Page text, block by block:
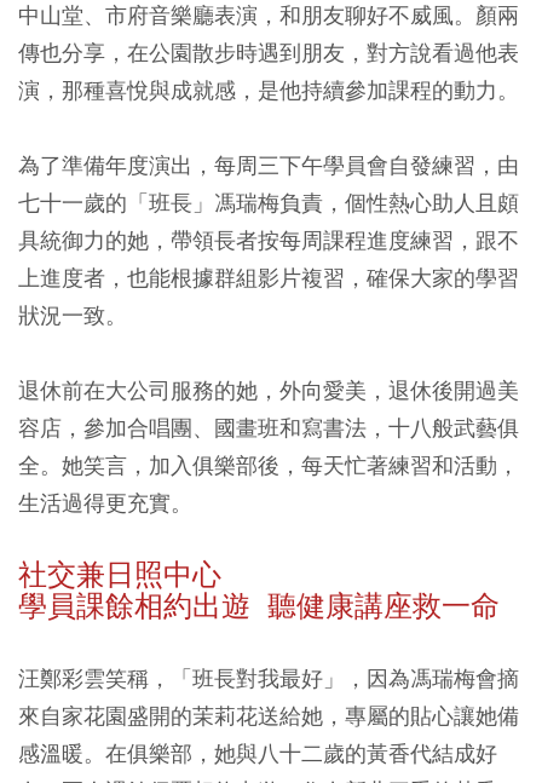
中山堂、市府音樂廳表演，和朋友聊好不威風。顏兩
傳也分享，在公園散步時遇到朋友，對方說看過他表
演，那種喜悅與成就感，是他持續參加課程的動力。
為了準備年度演出，每周三下午學員會自發練習，由
七十一歲的「班長」馮瑞梅負責，個性熱心助人且頗
具統御力的她，帶領長者按每周課程進度練習，跟不
上進度者，也能根據群組影片複習，確保大家的學習
狀況一致。
退休前在大公司服務的她，外向愛美，退休後開過美
容店，參加合唱團、國畫班和寫書法，十八般武藝俱
全。她笑言，加入俱樂部後，每天忙著練習和活動，
生活過得更充實。
社交兼日照中心
學員課餘相約出遊 聽健康講座救一命
汪鄭彩雲笑稱，「班長對我最好」，因為馮瑞梅會摘
來自家花園盛開的茉莉花送給她，專屬的貼心讓她備
感溫暖。在俱樂部，她與八十二歲的黃香代結成好